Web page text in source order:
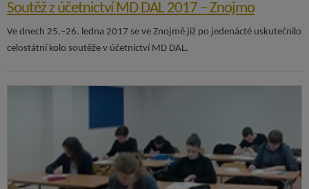
Soutěž z účetnictví MD DAL 2017 – Znojmo
Ve dnech 25.–26. ledna 2017 se ve Znojmě již po jedenácté uskutečnilo
celostátní kolo soutěže v účetnictví MD DAL.